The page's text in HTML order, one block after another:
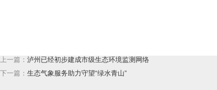
上一篇： 泸州已经初步建成市级生态环境监测网络
下一篇： 生态气象服务助力守望“绿水青山”